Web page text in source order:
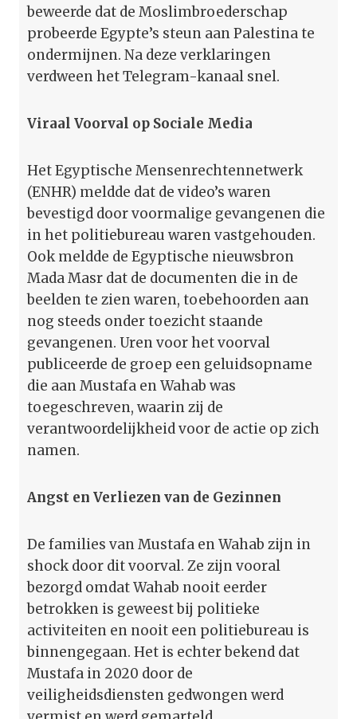
beweerde dat de Moslimbroederschap
probeerde Egypte’s steun aan Palestina te
ondermijnen. Na deze verklaringen
verdween het Telegram-kanaal snel.
Viraal Voorval op Sociale Media
Het Egyptische Mensenrechtennetwerk
(ENHR) meldde dat de video’s waren
bevestigd door voormalige gevangenen die
in het politiebureau waren vastgehouden.
Ook meldde de Egyptische nieuwsbron
Mada Masr dat de documenten die in de
beelden te zien waren, toebehoorden aan
nog steeds onder toezicht staande
gevangenen. Uren voor het voorval
publiceerde de groep een geluidsopname
die aan Mustafa en Wahab was
toegeschreven, waarin zij de
verantwoordelijkheid voor de actie op zich
namen.
Angst en Verliezen van de Gezinnen
De families van Mustafa en Wahab zijn in
shock door dit voorval. Ze zijn vooral
bezorgd omdat Wahab nooit eerder
betrokken is geweest bij politieke
activiteiten en nooit een politiebureau is
binnengegaan. Het is echter bekend dat
Mustafa in 2020 door de
veiligheidsdiensten gedwongen werd